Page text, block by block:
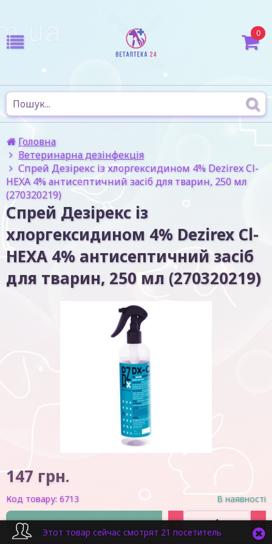
0
Головна
Ветеринарна дезінфекція
Спрей Дезірекс із хлоргексидином 4% Dezirex Cl-
HEXA 4% антисептичний засіб для тварин, 250 мл
(270320219)
Спрей Дезірекс із
хлоргексидином 4% Dezirex Cl-
HEXA 4% антисептичний засіб
для тварин, 250 мл (270320219)
147 грн.
Код товару: 6713 В наявності
У кошик - +
Этот товар сейчас смотрят 21 посетитель